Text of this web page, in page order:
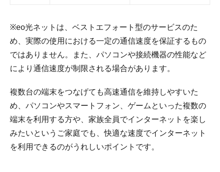
※eo光ネットは、ベストエフォート型のサービスのた
め、実際の使用における一定の通信速度を保証するもの
ではありません。また、パソコンや接続機器の性能など
により通信速度が制限される場合があります。
複数台の端末をつなげても高速通信を維持しやすいた
め、パソコンやスマートフォン、ゲームといった複数の
端末を利用する方や、家族全員でインターネットを楽し
みたいというご家庭でも、快適な速度でインターネット
を利用できるのがうれしいポイントです。